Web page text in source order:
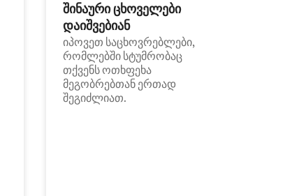
შინაური ცხოველები
დაიშვებიან
იპოვეთ საცხოვრებლები,
რომლებში სტუმრობაც
თქვენს ოთხფეხა
მეგობრებთან ერთად
შეგიძლიათ.